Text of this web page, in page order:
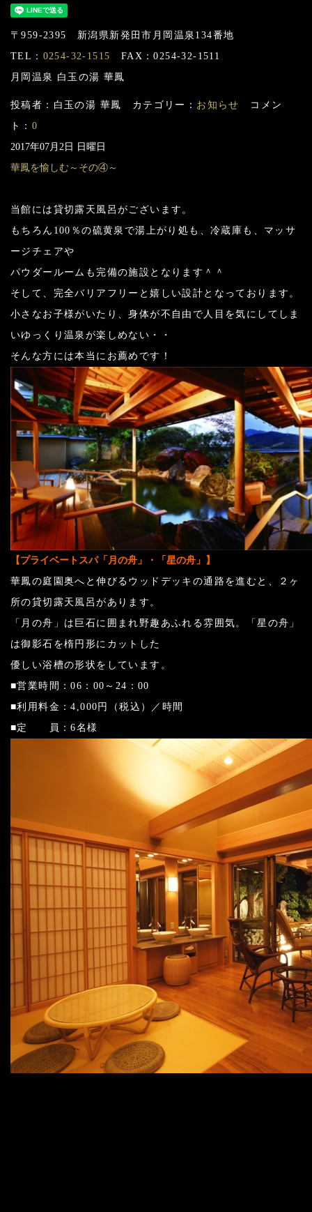
〒959-2395 新潟県新発田市月岡温泉134番地
TEL： 0254-32-1515 FAX：0254-32-1511
月岡温泉 白玉の湯 華鳳
投稿者：白玉の湯 華鳳 カテゴリー： お知らせ
コメン
ト： 0
2017年07月2日 日曜日
華鳳を愉しむ～その④～
当館には貸切露天風呂がございます。
もちろん100％の硫黄泉で湯上がり処も、冷蔵庫も、マッサ
ージチェアや
パウダールームも完備の施設となります＾＾
そして、完全バリアフリーと嬉しい設計となっております。
小さなお子様がいたり、身体が不自由で人目を気にしてしま
いゆっくり温泉が楽しめない・・
そんな方には本当にお薦めです！
【プライベートスパ「月の舟」・「星の舟」】
華鳳の庭園奥へと伸びるウッドデッキの通路を進むと、２ヶ
所の貸切露天風呂があります。
「月の舟」は巨石に囲まれ野趣あふれる雰囲気。「星の舟」
は御影石を楕円形にカットした
優しい浴槽の形状をしています。
■営業時間：06：00～24：00
■利用料金：4,000円（税込）／時間
■定 員：6名様